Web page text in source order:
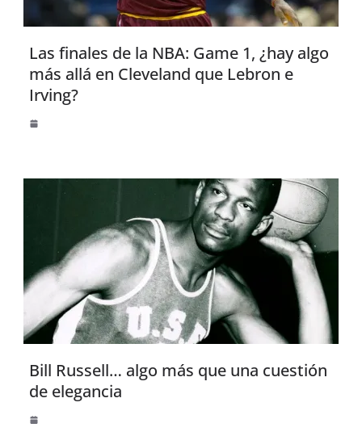
Las finales de la NBA: Game 1, ¿hay algo
más allá en Cleveland que Lebron e
Irving?
Bill Russell… algo más que una cuestión
de elegancia